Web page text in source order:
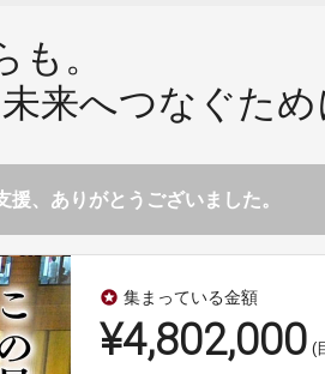
。
来へつなぐた
、ありがとうございました。
stars 集まっている金額
¥4,802,000 (